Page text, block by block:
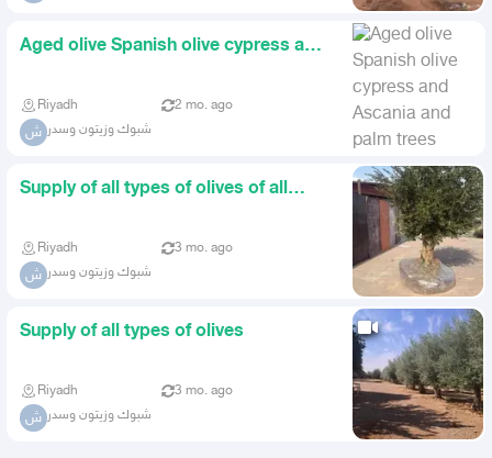
Aged olive Spanish olive cypress and
Riyadh 2 mo. ago
ش شبوك وزيتون وسدر
Supply of all types of olives of all
Riyadh 3 mo. ago
ش شبوك وزيتون وسدر
Supply of all types of olives
Riyadh 3 mo. ago
ش شبوك وزيتون وسدر